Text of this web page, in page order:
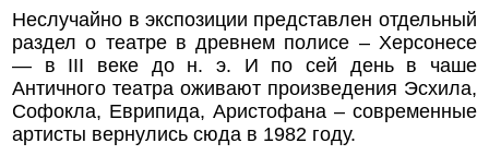
Неслучайно в экспозиции представлен отдельный
раздел о театре в древнем полисе – Херсонесе
— в III веке до н. э. И по сей день в чаше
Античного театра оживают произведения Эсхила,
Софокла, Еврипида, Аристофана – современные
артисты вернулись сюда в 1982 году.